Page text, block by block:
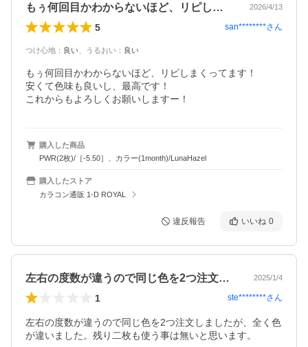
もぅ何回目かわからないほど、リピしまく… 2026/4/13
5 san********さん
つけ心地 ： 良い うるおい ： 良い
もぅ何回目かわからないほど、リピしまくってます！
安くて色味も良いし、最高です！
これからもよろしくお願いしますー！
購入した商品
PWR(2枚)/［-5.50］、カラー(1month)/LunaHazel
購入したストア
カラコン通販 1-D ROYAL
違反報告 いいね 0
左右の度数が違うので同じ色を2つ注文し… 2025/1/4
1 ste********さん
左右の度数が違うので同じ色を2つ注文しましたが、全く色
が違いました。残り二枚も使う事は無いと思います。